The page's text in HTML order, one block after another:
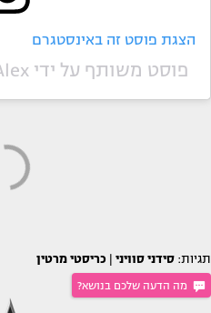
הצגת פוסט זה באינסטגרם
פוסט משותף על ידי ‏‎Alex‎‏ (@‏‎mindlesssalami‎‏)
תגיות: סידני סוויני כריסטי מרטין
מה הדעה שלכם בנושא?